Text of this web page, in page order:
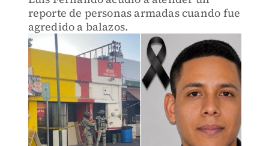
reporte de personas armadas cuando fue
agredido a balazos.